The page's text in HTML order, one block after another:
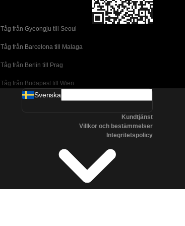
Tåg från Gyeongju till Seoul
Tåg från Barcelona till Malaga
Tåg från Berlin till Prag
Tåg från Budapest till Wien
Tåg från Dublin till Belfast
Tåg från Lissabon till Porto
Tåg från Madrid till Cordoba
Svenska
Kundtjänst
Villkor och bestämmelser
Integritetspolicy